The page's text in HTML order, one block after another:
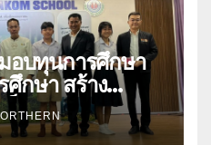
อบทุนการศึกษา
ศึกษา สร้าง
กและเยาวชน